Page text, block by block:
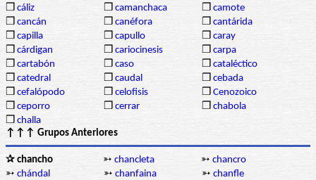
❒ cáliz ❒ camanchaca ❒ camote
❒ cancán ❒ canéfora ❒ cantárida
❒ capilla ❒ capullo ❒ caray
❒ cárdigan ❒ cariocinesis ❒ carpa
❒ cartabón ❒ caso ❒ cataléctico
❒ catedral ❒ caudal ❒ cebada
❒ cefalópodo ❒ celofisis ❒ Cenozoico
❒ ceporro ❒ cerrar ❒ chabola
❒ challa
↑↑↑ Grupos Anteriores
✰ chancho ➳ chancleta ➳ chancro
➳ chándal ➳ chanfaina ➳ chanfle